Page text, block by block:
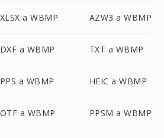
XLSX a WBMP AZW3 a WBMP
DXF a WBMP TXT a WBMP
PPS a WBMP HEIC a WBMP
OTF a WBMP PPSM a WBMP